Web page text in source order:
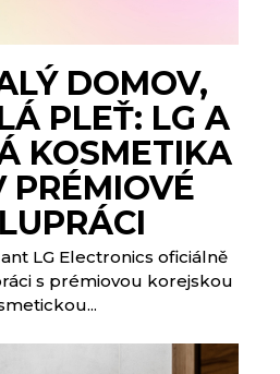
DOMOV,
PLEŤ: LG A
KOSMETIKA
PRÉMIOVÉ
LG Electronics oficiálně
s prémiovou korejskou